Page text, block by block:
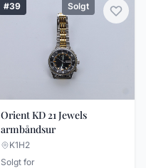
#39 Solgt
Orient KD 21 Jewels
armbåndsur
K1H2
Solgt for